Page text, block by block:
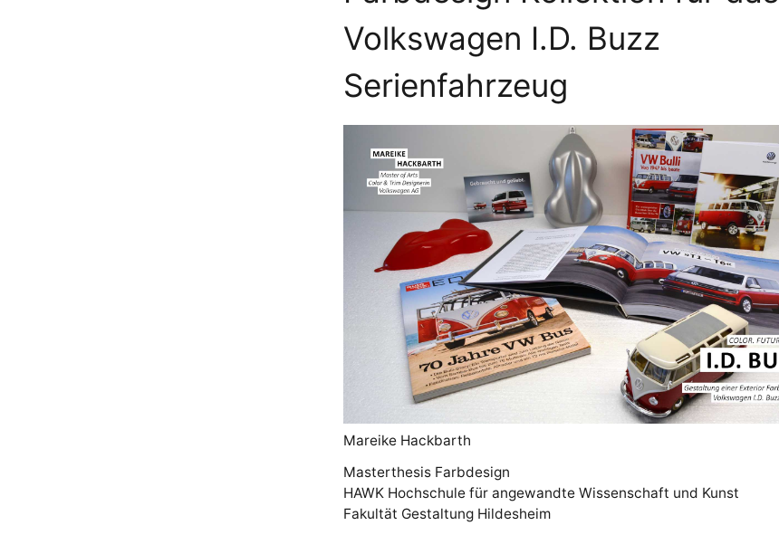
Volkswagen I.D. Buzz
Serienfahrzeug
Mareike Hackbarth
Masterthesis Farbdesign
HAWK Hochschule für angewandte Wissenschaft und Kunst
Fakultät Gestaltung Hildesheim